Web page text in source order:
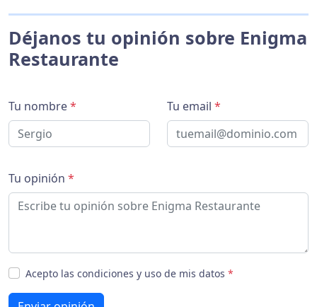
Déjanos tu opinión sobre Enigma
Restaurante
Tu nombre* Tu email *
Tu opinión *
Acepto las condiciones y uso de mis datos *